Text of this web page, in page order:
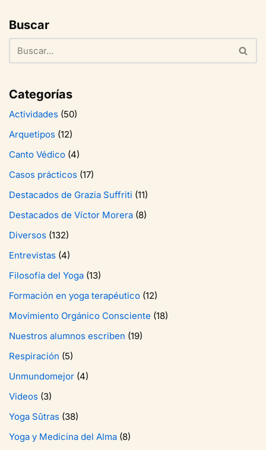
Buscar
Categorías
Actividades (50)
Arquetipos (12)
Canto Védico (4)
Casos prácticos (17)
Destacados de Grazia Suffriti (11)
Destacados de Víctor Morera (8)
Diversos (132)
Entrevistas (4)
Filosofía del Yoga (13)
Formación en yoga terapéutico (12)
Movimiento Orgánico Consciente (18)
Nuestros alumnos escriben (19)
Respiración (5)
Unmundomejor (4)
Videos (3)
Yoga Sûtras (38)
Yoga y Medicina del Alma (8)